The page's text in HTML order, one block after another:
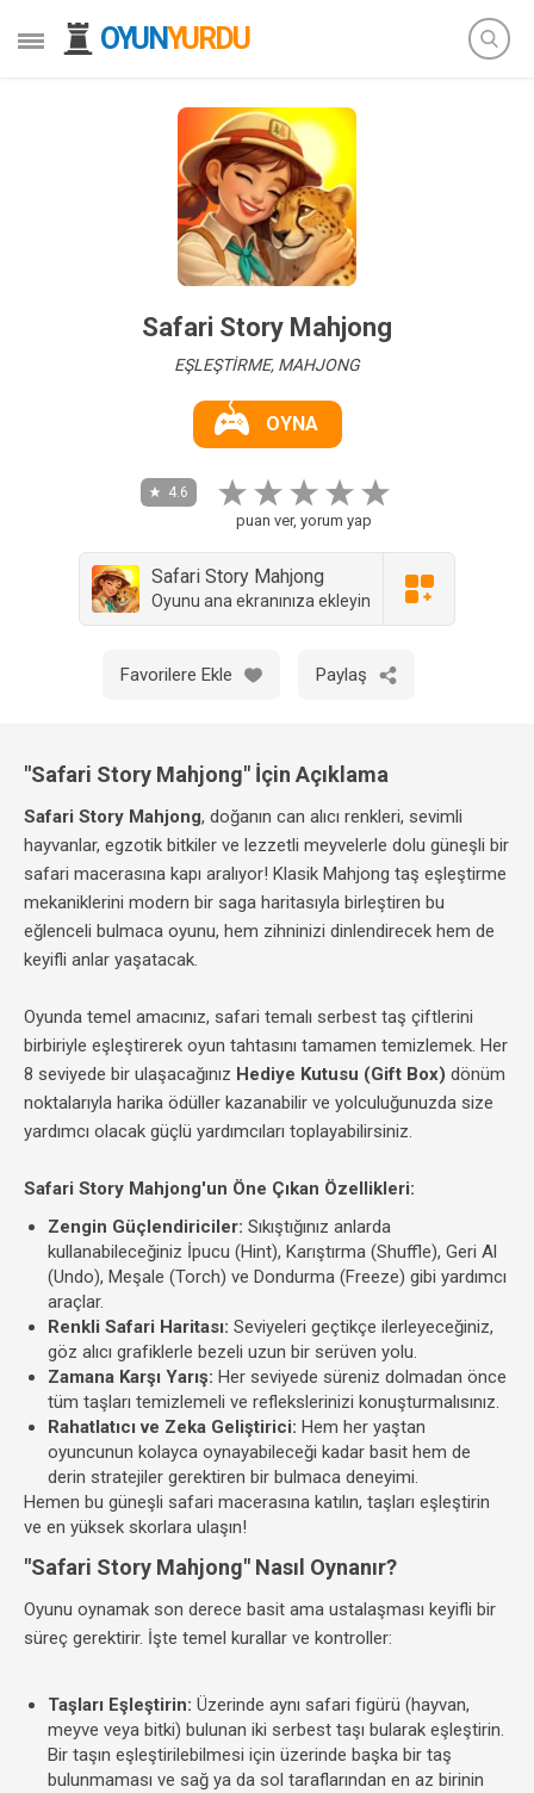
OYUNYURDU
Safari Story Mahjong
EŞLEŞTİRME, MAHJONG
OYNA
4.6
puan ver, yorum yap
Safari Story Mahjong
Oyunu ana ekranınıza ekleyin
Favorilere Ekle Paylaş
"Safari Story Mahjong" İçin Açıklama
Safari Story Mahjong, doğanın can alıcı renkleri, sevimli
hayvanlar, egzotik bitkiler ve lezzetli meyvelerle dolu güneşli bir
safari macerasına kapı aralıyor! Klasik Mahjong taş eşleştirme
mekaniklerini modern bir saga haritasıyla birleştiren bu
eğlenceli bulmaca oyunu, hem zihninizi dinlendirecek hem de
keyifli anlar yaşatacak.
Oyunda temel amacınız, safari temalı serbest taş çiftlerini
birbiriyle eşleştirerek oyun tahtasını tamamen temizlemek. Her
8 seviyede bir ulaşacağınız Hediye Kutusu (Gift Box) dönüm
noktalarıyla harika ödüller kazanabilir ve yolculuğunuzda size
yardımcı olacak güçlü yardımcıları toplayabilirsiniz.
Safari Story Mahjong'un Öne Çıkan Özellikleri:
Zengin Güçlendiriciler: Sıkıştığınız anlarda
kullanabileceğiniz İpucu (Hint), Karıştırma (Shuffle), Geri Al
(Undo), Meşale (Torch) ve Dondurma (Freeze) gibi yardımcı
araçlar.
Renkli Safari Haritası: Seviyeleri geçtikçe ilerleyeceğiniz,
göz alıcı grafiklerle bezeli uzun bir serüven yolu.
Zamana Karşı Yarış: Her seviyede süreniz dolmadan önce
tüm taşları temizlemeli ve reflekslerinizi konuşturmalısınız.
Rahatlatıcı ve Zeka Geliştirici: Hem her yaştan
oyuncunun kolayca oynayabileceği kadar basit hem de
derin stratejiler gerektiren bir bulmaca deneyimi.
Hemen bu güneşli safari macerasına katılın, taşları eşleştirin
ve en yüksek skorlara ulaşın!
"Safari Story Mahjong" Nasıl Oynanır?
Oyunu oynamak son derece basit ama ustalaşması keyifli bir
süreç gerektirir. İşte temel kurallar ve kontroller:
Taşları Eşleştirin: Üzerinde aynı safari figürü (hayvan,
meyve veya bitki) bulunan iki serbest taşı bularak eşleştirin.
Bir taşın eşleştirilebilmesi için üzerinde başka bir taş
bulunmaması ve sağ ya da sol taraflarından en az birinin